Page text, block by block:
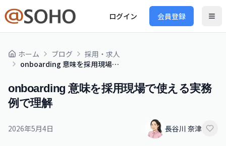
ログイン 会員登録
ホーム ブログ
採用・求人
onboarding 意味を採用現場で使える実務例で理解
onboarding 意味を採用現場で使える実務
例で理解
2026年5月4日 長谷川 奈津